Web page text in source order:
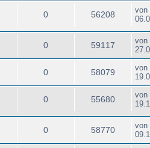
0 56208 von
0 59117 von
0 58079 von
0 55680 von
0 58770 von